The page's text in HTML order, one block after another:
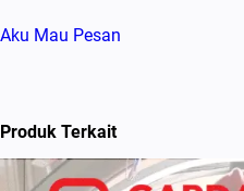
Aku Mau Pesan
Produk Terkait